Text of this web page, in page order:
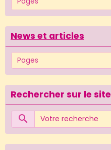
News et articles
Rechercher sur le site